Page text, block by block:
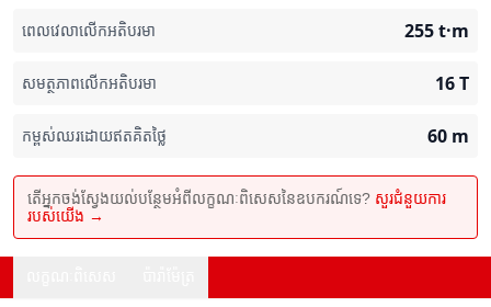
ពេលវេលាលើកអតិបរមា
255t·m
សមត្ថភាពលើកអតិបរមា 16T
កម្ពស់ឈរដោយឥតគិតថ្លៃ 60 m
តើអ្នកចង់ស្វែងយល់បន្ថែមអំពីលក្ខណៈពិសេសនៃឧបករណ៍ទេ? សួរជំនួយការ
របស់យើង →